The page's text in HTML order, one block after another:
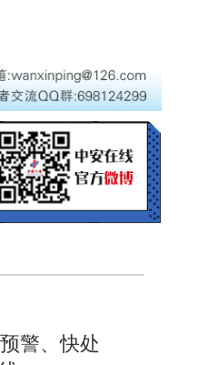
警、快处